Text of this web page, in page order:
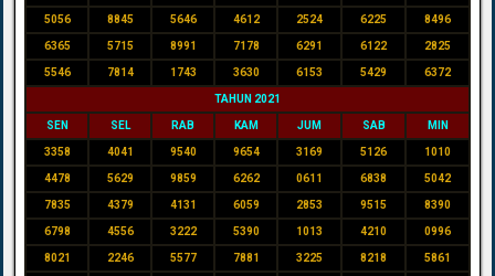
5056 8845 5646 4612 2524 6225 8496
6365 5715 8991 7178 6291 6122 2825
5546 7814 1743 3630 6153 5429 6372
TAHUN 2021
SEN SEL RAB KAM JUM SAB MIN
3358 4041 9540 9654 3169 5126 1010
4478 5629 9859 6262 0611 6838 5042
7835 4379 4131 6059 2853 9515 8390
6798 4556 3222 5390 1013 4210 0996
8021 2246 5577 7881 3225 8218 5861